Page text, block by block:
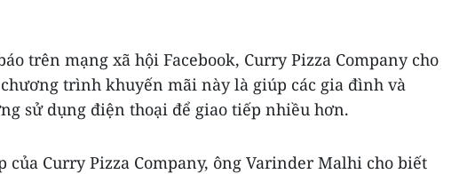
trên mạng xã hội Facebook, Curry Pizza Company cho
trình khuyến mãi này là giúp các gia đình và
sử dụng điện thoại để giao tiếp nhiều hơn.
của Curry Pizza Company, ông Varinder Malhi cho biết